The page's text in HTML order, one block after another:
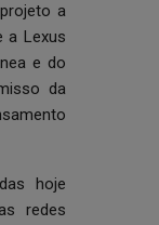
a
a Lexus
e do
da
hoje
redes